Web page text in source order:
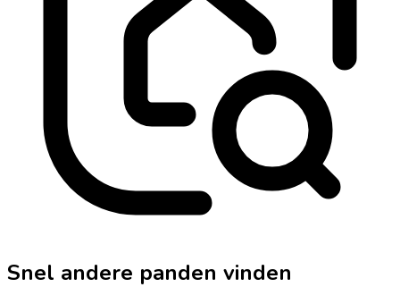
Snel andere panden vinden